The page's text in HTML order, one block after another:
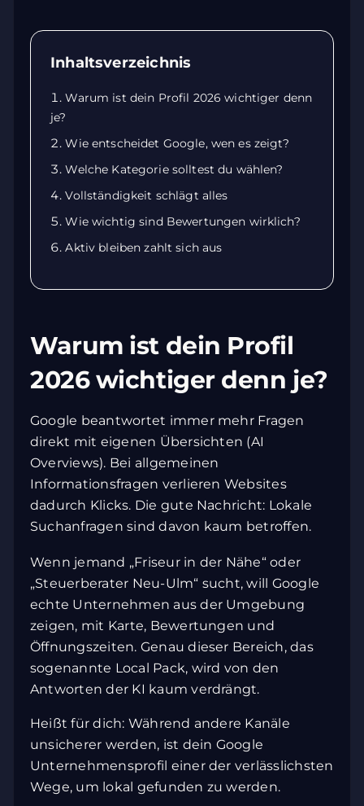
Inhaltsverzeichnis
Warum ist dein Profil 2026 wichtiger denn
je?
Wie entscheidet Google, wen es zeigt?
Welche Kategorie solltest du wählen?
Vollständigkeit schlägt alles
Wie wichtig sind Bewertungen wirklich?
Aktiv bleiben zahlt sich aus
Warum ist dein Profil
2026 wichtiger denn je?
Google beantwortet immer mehr Fragen
direkt mit eigenen Übersichten (AI
Overviews). Bei allgemeinen
Informationsfragen verlieren Websites
dadurch Klicks. Die gute Nachricht: Lokale
Suchanfragen sind davon kaum betroffen.
Wenn jemand „Friseur in der Nähe“ oder
„Steuerberater Neu-Ulm“ sucht, will Google
echte Unternehmen aus der Umgebung
zeigen, mit Karte, Bewertungen und
Öffnungszeiten. Genau dieser Bereich, das
sogenannte Local Pack, wird von den
Antworten der KI kaum verdrängt.
Heißt für dich: Während andere Kanäle
unsicherer werden, ist dein Google
Unternehmensprofil einer der verlässlichsten
Wege, um lokal gefunden zu werden.